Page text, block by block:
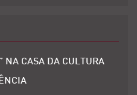
NA CASA DA CULTURA